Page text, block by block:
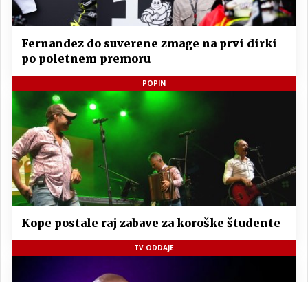
Fernandez do suverene zmage na prvi dirki
po poletnem premoru
POPIN
Kope postale raj zabave za koroške študente
TV ODDAJE